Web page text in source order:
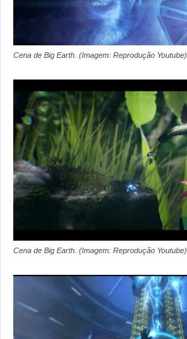
Cena de Big Earth. (Imagem: Reprodução Youtube)
Cena de Big Earth. (Imagem: Reprodução Youtube)